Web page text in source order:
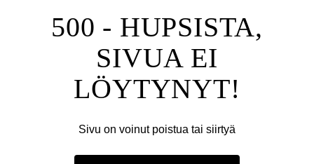
500 - HUPSISTA,
SIVUA EI
LÖYTYNYT!
Sivu on voinut poistua tai siirtyä